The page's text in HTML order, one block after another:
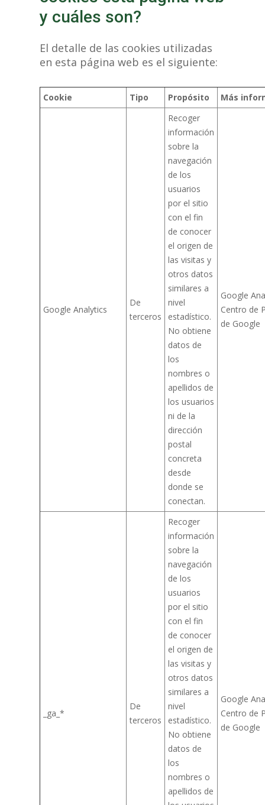
y cuáles son?
El detalle de las cookies utilizadas
en esta página web es el siguiente:
Cookie Tipo Propósito Más
Google Analytics
De
terceros
Recoger
información
sobre la
navegación
de los
usuarios
por el sitio
con el fin
de conocer
el origen de
las visitas y
otros datos
similares a
nivel
estadístico.
No obtiene
datos de
los
nombres o
apellidos de
los usuarios
ni de la
dirección
postal
concreta
desde
donde se
conectan.
Google
Centro de
de Google
_ga_*
De
terceros
Recoger
información
sobre la
navegación
de los
usuarios
por el sitio
con el fin
de conocer
el origen de
las visitas y
otros datos
similares a
nivel
estadístico.
No obtiene
datos de
los
nombres o
apellidos de
Google
Centro de
de Google